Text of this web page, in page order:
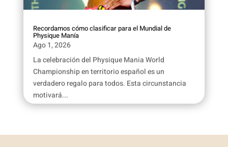
Recordamos cómo clasificar para el Mundial de
Physique Manía
Ago 1, 2026
La celebración del Physique Mania World
Championship en territorio español es un
verdadero regalo para todos. Esta circunstancia
motivará...